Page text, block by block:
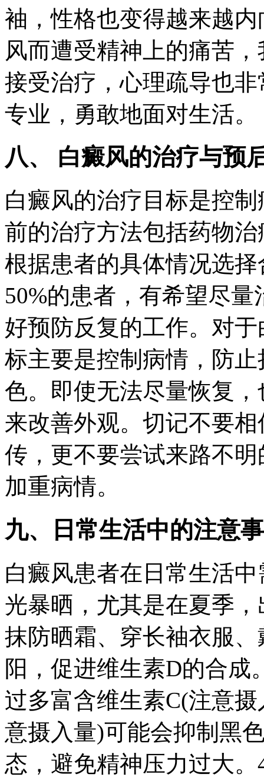
袖，性格也变得越来越
风而遭受精神上的痛苦
接受治疗，心理疏导也
专业，勇敢地面对生活。
八、 白癜风的治疗与预
白癜风的治疗目标是控
前的治疗方法包括药物
根据患者的具体情况选
50%的患者，有希望尽
好预防反复的工作。对
标主要是控制病情，防
色。即使无法尽量恢复
来改善外观。切记不要
传，更不要尝试来路不
加重病情。
九、日常生活中的注意
白癜风患者在日常生活
光暴晒，尤其是在夏季
抹防晒霜、穿长袖衣服
阳，促进维生素D的合成
过多富含维生素C(注意
意摄入量)可能会抑制黑
态，避免精神压力过大